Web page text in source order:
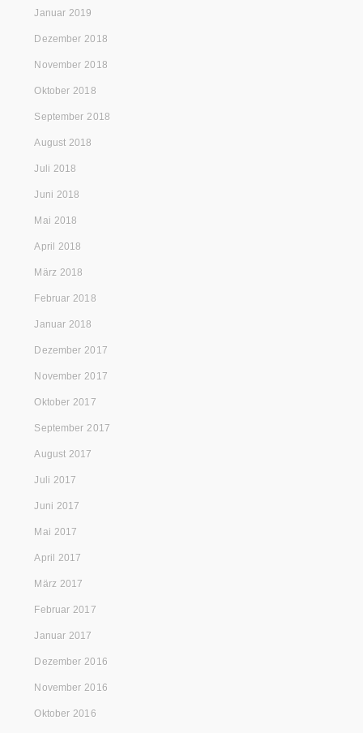
Januar 2019
Dezember 2018
November 2018
Oktober 2018
September 2018
August 2018
Juli 2018
Juni 2018
Mai 2018
April 2018
März 2018
Februar 2018
Januar 2018
Dezember 2017
November 2017
Oktober 2017
September 2017
August 2017
Juli 2017
Juni 2017
Mai 2017
April 2017
März 2017
Februar 2017
Januar 2017
Dezember 2016
November 2016
Oktober 2016